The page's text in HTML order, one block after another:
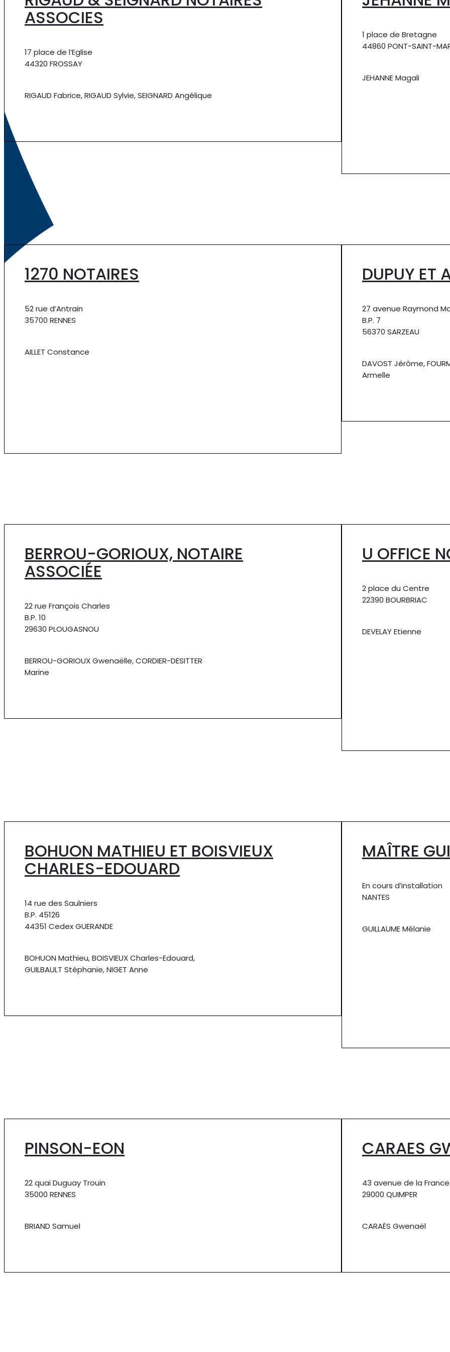
ASSOCIES
17 place de l’Eglise
44320 FROSSAY
RIGAUD Fabrice, RIGAUD Sylvie, SEIGNARD Angélique
1 place de Bretagne
44860 PONT-SAINT-
JEHANNE Magali
1270 NOTAIRES
52 rue d’Antrain
35700 RENNES
AILLET Constance
DUPUY ET
27 avenue Raymond
B.P. 7
56370 SARZEAU
DAVOST Jérôme,
Armelle
BERROU-GORIOUX, NOTAIRE
ASSOCIÉE
22 rue François Charles
B.P. 10
29630 PLOUGASNOU
BERROU-GORIOUX Gwenaëlle, CORDIER-DESITTER
Marine
U OFFICE
2 place du Centre
22390 BOURBRIAC
DEVELAY Etienne
BOHUON MATHIEU ET BOISVIEUX
CHARLES-EDOUARD
14 rue des Saulniers
B.P. 45126
44351 Cedex GUERANDE
BOHUON Mathieu, BOISVIEUX Charles-Edouard,
GUILBAULT Stéphanie, NIGET Anne
MAÎTRE
En cours d’installation
NANTES
GUILLAUME Mélanie
PINSON-EON
22 quai Duguay Trouin
35000 RENNES
BRIAND Samuel
CARAES
43 avenue de la
29000 QUIMPER
CARAËS Gwenaël